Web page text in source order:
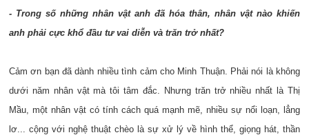
- Trong số những nhân vật anh đã hóa thân, nhân vật nào khiến
anh phải cực khổ đầu tư vai diễn và trăn trở nhất?
Cảm ơn bạn đã dành nhiều tình cảm cho Minh Thuận. Phải nói là không
dưới năm nhân vật mà tôi tâm đắc. Nhưng trăn trở nhiều nhất là Thị
Mầu, một nhân vật có tính cách quá mạnh mẽ, nhiều sự nổi loạn, lẳng
lơ... cộng với nghệ thuật chèo là sự xử lý về hình thể, giọng hát, thần